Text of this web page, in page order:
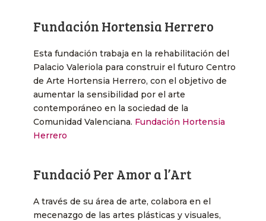
Fundación Hortensia Herrero
Esta fundación trabaja en la rehabilitación del
Palacio Valeriola para construir el futuro Centro
de Arte Hortensia Herrero, con el objetivo de
aumentar la sensibilidad por el arte
contemporáneo en la sociedad de la
Comunidad Valenciana. ​ Fundación Hortensia
Herrero
Fundació Per Amor a l’Art
A través de su área de arte, colabora en el
mecenazgo de las artes plásticas y visuales,